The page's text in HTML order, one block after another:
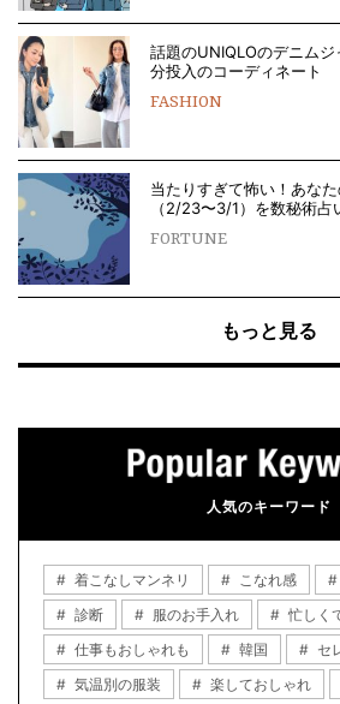
話題のUNIQLOのデニム
分投入のコーディネート
FASHION
当たりすぎて怖い！あな
（2/23〜3/1）を数秘術占
FORTUNE
もっと見る
人気のキーワード
着こなしマンネリ こなれ感
診断
服のお手入れ
忙しく
仕事もおしゃれも
韓国
セ
気温別の服装
楽しておしゃれ